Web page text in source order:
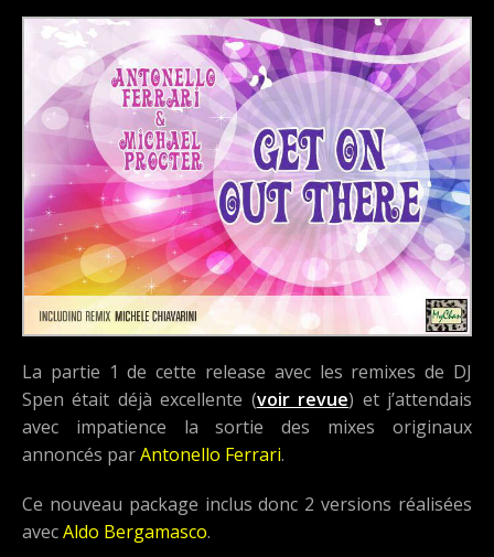
La partie 1 de cette release avec les remixes de DJ
Spen était déjà excellente (voir revue) et j’attendais
avec impatience la sortie des mixes originaux
annoncés parAntonello Ferrari.
Ce nouveau package inclus donc 2 versions réalisées
avecAldo Bergamasco.